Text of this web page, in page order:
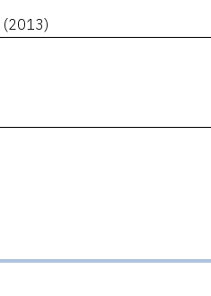
(2013)